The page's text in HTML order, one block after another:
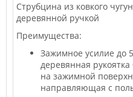
Струбцина из ковкого
деревянной ручкой
Преимущества:
Зажимное усилие до
деревянная
на зажимной
направляющая с